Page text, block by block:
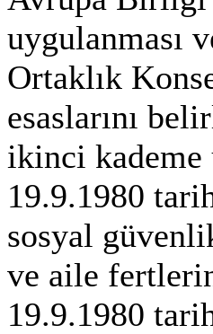
uygulanması
Ortaklık
esaslarını
ikinci kademe
19.9.1980
sosyal
ve aile
19.9.1980